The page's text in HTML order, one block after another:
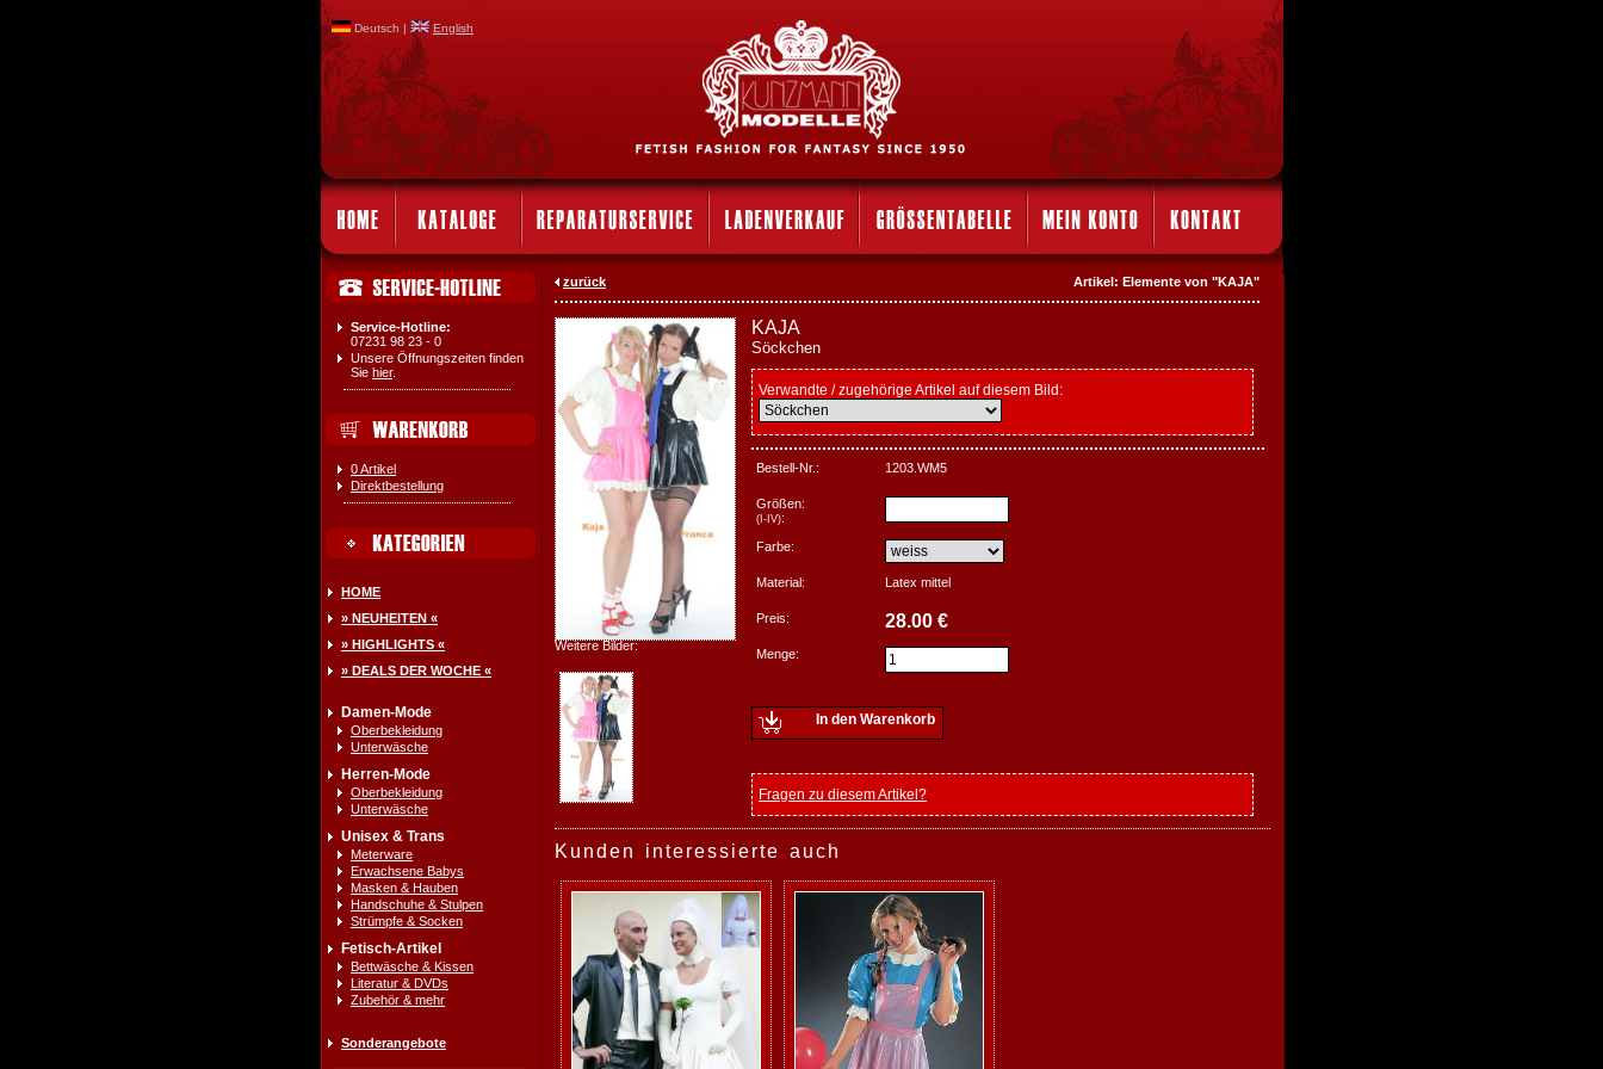
Deutsch | English
Service-Hotline:
07231 98 23 - 0
Unsere Öffnungszeiten finden
Sie hier.
0 Artikel
Direktbestellung
HOME
» NEUHEITEN «
» HIGHLIGHTS «
» DEALS DER WOCHE «
Damen-Mode
Oberbekleidung
Unterwäsche
Herren-Mode
Oberbekleidung
Unterwäsche
Unisex & Trans
Meterware
Erwachsene Babys
Masken & Hauben
Handschuhe & Stulpen
Strümpfe & Socken
Fetisch-Artikel
Bettwäsche & Kissen
Literatur & DVDs
Zubehör & mehr
Sonderangebote
zurück Artikel: Elemente von "KAJA"
Weitere Bilder:
KAJA
Söckchen
Verwandte / zugehörige Artikel auf diesem Bild:
Bestell-Nr.: 1203.WM5
Größen:
(I-IV):
Farbe:
Material: Latex mittel
Preis: 28.00 €
Menge:
In den Warenkorb
Fragen zu diesem Artikel?
Kunden interessierte auch